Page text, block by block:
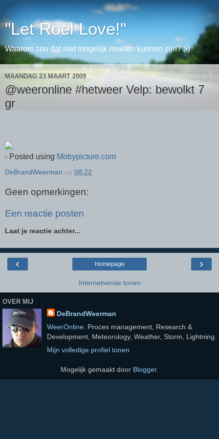
"Let Roel Love!"
Waarom zou dat niet mogelijk moeten kunnen zijn? ;-)
MAANDAG 23 MAART 2009
@weeronline #hetweer Velp: bewolkt 7
gr
- Posted using Mobypicture.com
DeBrandWeerman op 08:22
Geen opmerkingen:
Een reactie posten
Laat je reactie achter...
‹ ›
Homepage
Internetversie tonen
OVER MIJ
DeBrandWeerman
WeerOnline: Proces management, Research &
Development, Meteorology, Weather, Storm, Lightning.
Mijn volledige profiel tonen
Mogelijk gemaakt door Blogger.